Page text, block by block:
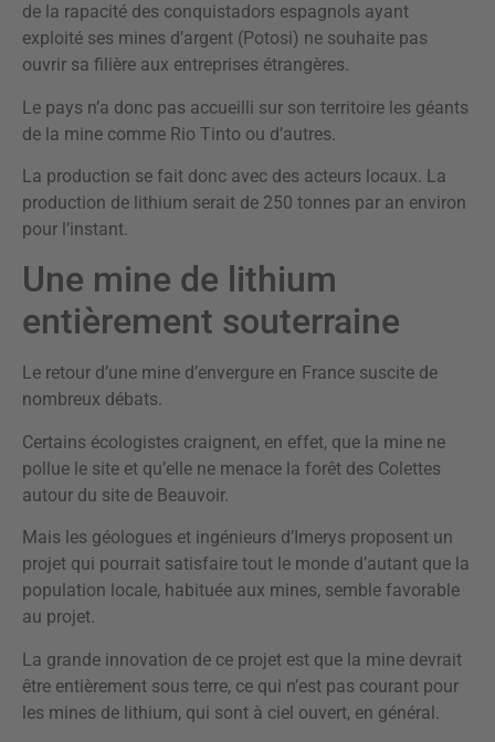
de la rapacité des conquistadors espagnols ayant
exploité ses mines d’argent (Potosi) ne souhaite pas
ouvrir sa filière aux entreprises étrangères.
Le pays n’a donc pas accueilli sur son territoire les géants
de la mine comme Rio Tinto ou d’autres.
La production se fait donc avec des acteurs locaux. La
production de lithium serait de 250 tonnes par an environ
pour l’instant.
Une mine de lithium
entièrement souterraine
Le retour d’une mine d’envergure en France suscite de
nombreux débats.
Certains écologistes craignent, en effet, que la mine ne
pollue le site et qu’elle ne menace la forêt des Colettes
autour du site de Beauvoir.
Mais les géologues et ingénieurs d’Imerys proposent un
projet qui pourrait satisfaire tout le monde d’autant que la
population locale, habituée aux mines, semble favorable
au projet.
La grande innovation de ce projet est que la mine devrait
être entièrement sous terre, ce qui n’est pas courant pour
les mines de lithium, qui sont à ciel ouvert, en général.